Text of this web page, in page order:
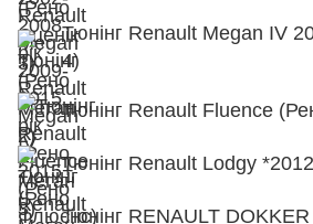
Тюнінг Renault Megan IV
4)
Тюнінг Renault Fluence
Тюнінг Renault Lodgy
Тюнінг RENAULT